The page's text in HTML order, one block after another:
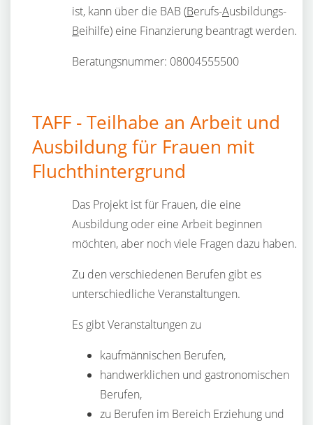
ist, kann über die BAB (Berufs-Ausbildungs-
Beihilfe) eine Finanzierung beantragt werden.
Beratungsnummer: 08004555500
TAFF - Teilhabe an Arbeit und
Ausbildung für Frauen mit
Fluchthintergrund
Das Projekt ist für Frauen, die eine
Ausbildung oder eine Arbeit beginnen
möchten, aber noch viele Fragen dazu haben.
Zu den verschiedenen Berufen gibt es
unterschiedliche Veranstaltungen.
Es gibt Veranstaltungen zu
kaufmännischen Berufen,
handwerklichen und gastronomischen
Berufen,
zu Berufen im Bereich Erziehung und